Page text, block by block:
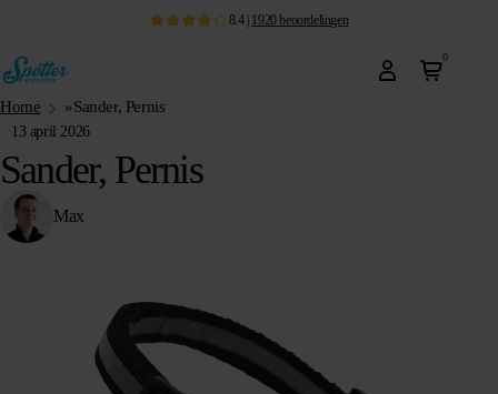
8.4| 1920beoordelingen
0
Home »Sander, Pernis
13 april 2026
Sander, Pernis
Max